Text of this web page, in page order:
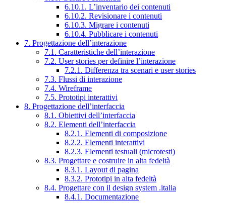
6.10.1. L’inventario dei contenuti
6.10.2. Revisionare i contenuti
6.10.3. Migrare i contenuti
6.10.4. Pubblicare i contenuti
7. Progettazione dell’interazione
7.1. Caratteristiche dell’interazione
7.2. User stories per definire l’interazione
7.2.1. Differenza tra scenari e user stories
7.3. Flussi di interazione
7.4. Wireframe
7.5. Prototipi interattivi
8. Progettazione dell’interfaccia
8.1. Obiettivi dell’interfaccia
8.2. Elementi dell’interfaccia
8.2.1. Elementi di composizione
8.2.2. Elementi interattivi
8.2.3. Elementi testuali (microtesti)
8.3. Progettare e costruire in alta fedeltà
8.3.1. Layout di pagina
8.3.2. Prototipi in alta fedeltà
8.4. Progettare con il design system .italia
8.4.1. Documentazione